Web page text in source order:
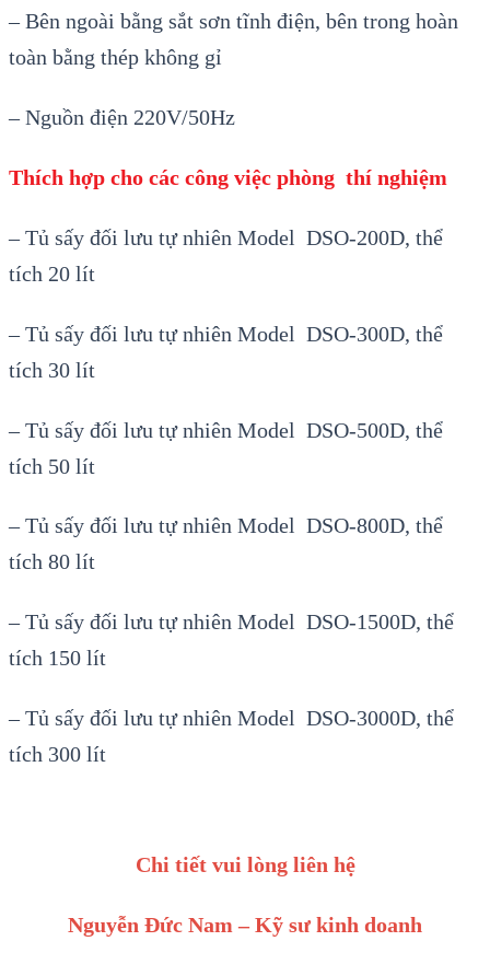
– Bên ngoài bằng sắt sơn tĩnh điện, bên trong hoàn
toàn bằng thép không gỉ
– Nguồn điện 220V/50Hz
Thích hợp cho các công việc phòng thí nghiệm
– Tủ sấy đối lưu tự nhiên Model DSO-200D, thể
tích 20 lít
– Tủ sấy đối lưu tự nhiên Model DSO-300D, thể
tích 30 lít
– Tủ sấy đối lưu tự nhiên Model DSO-500D, thể
tích 50 lít
– Tủ sấy đối lưu tự nhiên Model DSO-800D, thể
tích 80 lít
– Tủ sấy đối lưu tự nhiên Model DSO-1500D, thể
tích 150 lít
– Tủ sấy đối lưu tự nhiên Model DSO-3000D, thể
tích 300 lít
Chi tiết vui lòng liên hệ
Nguyễn Đức Nam – Kỹ sư kinh doanh